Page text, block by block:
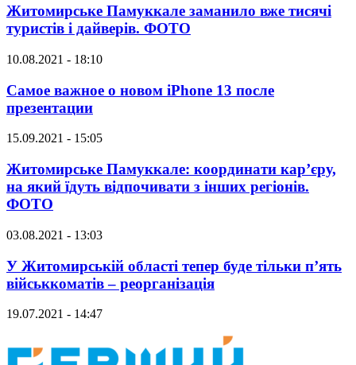
Житомирське Памуккале заманило вже тисячі
туристів і дайверів. ФОТО
10.08.2021 - 18:10
Самое важное о новом iPhone 13 после
презентации
15.09.2021 - 15:05
Житомирське Памуккале: координати кар’єру,
на який їдуть відпочивати з інших регіонів.
ФОТО
03.08.2021 - 13:03
У Житомирській області тепер буде тільки п’ять
військкоматів – реорганізація
19.07.2021 - 14:47